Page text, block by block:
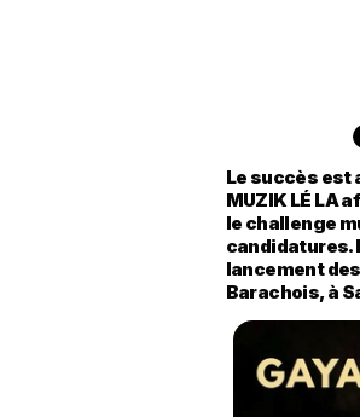
Le succès est
MUZIK LÉ LA
le challenge
candidatures.
lancement
Barachois, à